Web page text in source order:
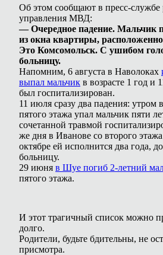
Об этом сообщают в пресс-службе
управления МВД:
— Очередное падение. Мальчик
из окна квартиры,
Это Комсомольск. С ушибом
больницу.
Напомним, 6 августа в Наволоках
выпал мальчик в возрасте 1 год
был госпитализирован.
11 июля сразу два падения: утром
пятого этажа упал мальчик пяти
сочетанной травмой
же дня в Иванове со второго
октябре ей исполнится два года,
больницу.
29 июня в Шуе погиб 2-летний
пятого этажа.
И этот трагичный список можно
долго.
Родители, будьте бдительны, не
присмотра.